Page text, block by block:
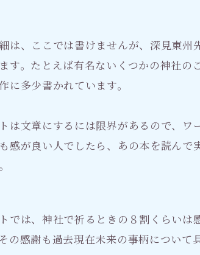
は、ここでは書けませんが、深見東
す。たとえば有名ないくつかの神社の
に多少書かれています。
は文章にするには限界があるので、ワ
感が良い人でしたら、あの本を読んで
では、神社で祈るときの８割くらいは
の感謝も過去現在未来の事柄について